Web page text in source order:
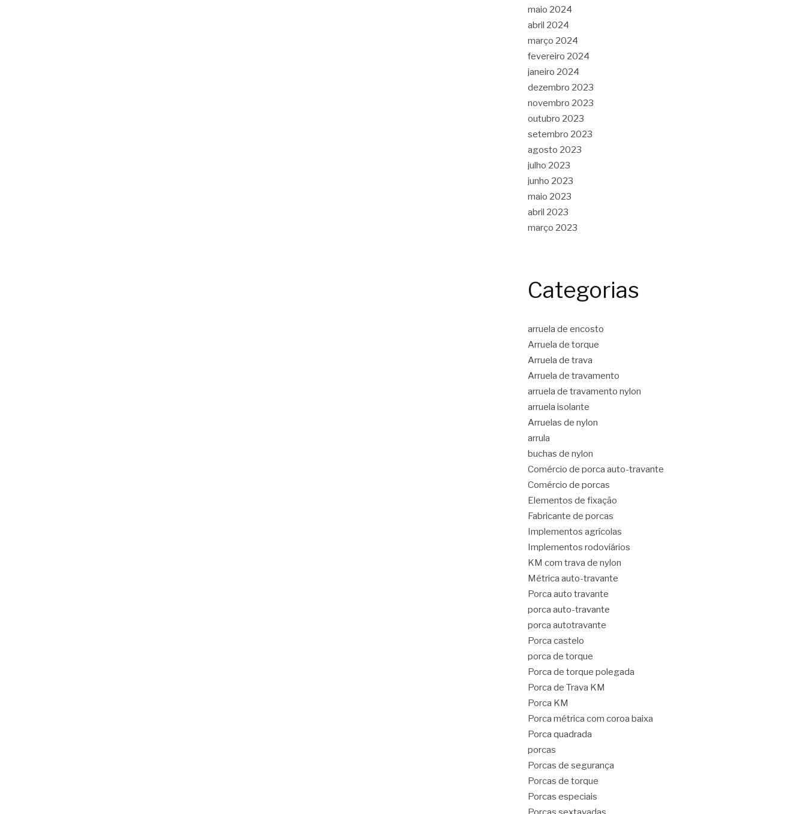
maio 2024
abril 2024
março 2024
fevereiro 2024
janeiro 2024
dezembro 2023
novembro 2023
outubro 2023
setembro 2023
agosto 2023
julho 2023
junho 2023
maio 2023
abril 2023
março 2023
Categorias
arruela de encosto
Arruela de torque
Arruela de trava
Arruela de travamento
arruela de travamento nylon
arruela isolante
Arruelas de nylon
arrula
buchas de nylon
Comércio de porca auto-travante
Comércio de porcas
Elementos de fixação
Fabricante de porcas
Implementos agrícolas
Implementos rodoviários
KM com trava de nylon
Métrica auto-travante
Porca auto travante
porca auto-travante
porca autotravante
Porca castelo
porca de torque
Porca de torque polegada
Porca de Trava KM
Porca KM
Porca métrica com coroa baixa
Porca quadrada
porcas
Porcas de segurança
Porcas de torque
Porcas especiais